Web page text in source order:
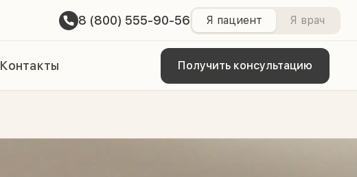
8 (800) 555-90-56 Я пациент Я врач
Контакты Получить консультацию